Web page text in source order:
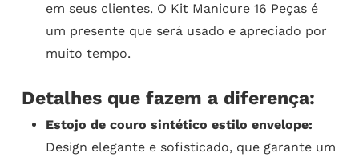
em seus clientes. O Kit Manicure 16 Peças é
um presente que será usado e apreciado por
muito tempo.
Detalhes que fazem a diferença:
Estojo de couro sintético estilo envelope:
Design elegante e sofisticado, que garante um